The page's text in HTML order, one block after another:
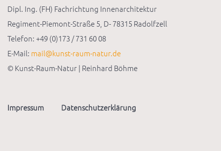
Dipl. Ing. (FH) Fachrichtung Innenarchitektur
Regiment-Piemont-Straße 5, D- 78315 Radolfzell
Telefon: +49 (0)173 / 731 60 08
E-Mail: mail@kunst-raum-natur.de
© Kunst-Raum-Natur | Reinhard Böhme
Impressum Datenschutzerklärung